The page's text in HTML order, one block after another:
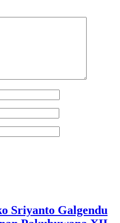
Sriyanto Galgendu